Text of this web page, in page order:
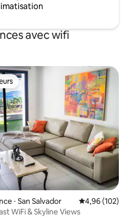
avec wifi
les plus appréciés
⋅ San Salvador Évaluation
4,96 (102)
WiFi & Skyline Views